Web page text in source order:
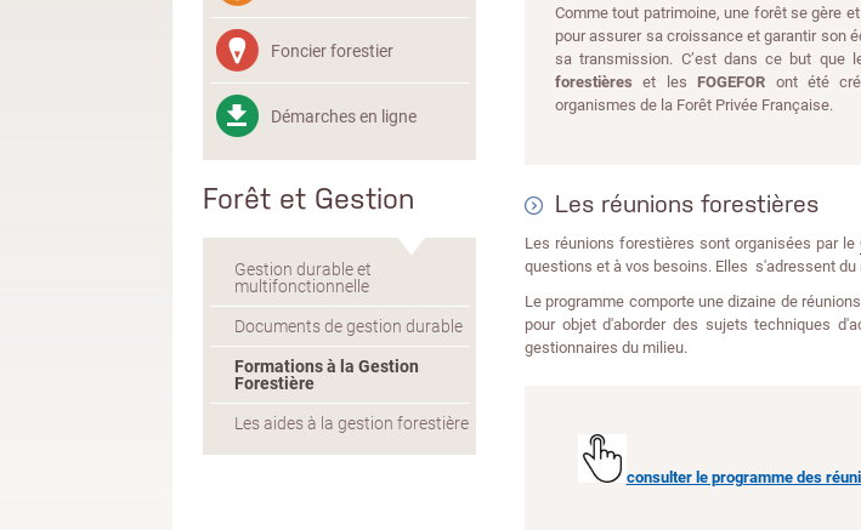
Foncier forestier
Démarches en ligne
Forêt et Gestion
Gestion durable et
multifonctionnelle
Documents de gestion durable
Formations à la Gestion
Forestière
Les aides à la gestion forestière
Comme tout patrimoine, une forêt se gère
pour assurer sa croissance et garantir son
sa transmission. C’est dans ce but que
forestières et lesFOGEFOR ont été
organismes de la Forêt Privée Française.
Les réunions forestières
Les réunions forestières sont organisées par le
questions et à vos besoins. Elles s'adressent du
Le programme comporte une dizaine de
pour objet d'aborder des sujets techniques
gestionnaires du milieu.
consulter le programme des